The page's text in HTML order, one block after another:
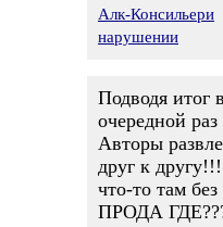
Алк-Консильери
нарушении
Подводя итог
очередной
Авторы
друг к
что-то там
ПРОДА